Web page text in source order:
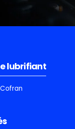
lubrifiant